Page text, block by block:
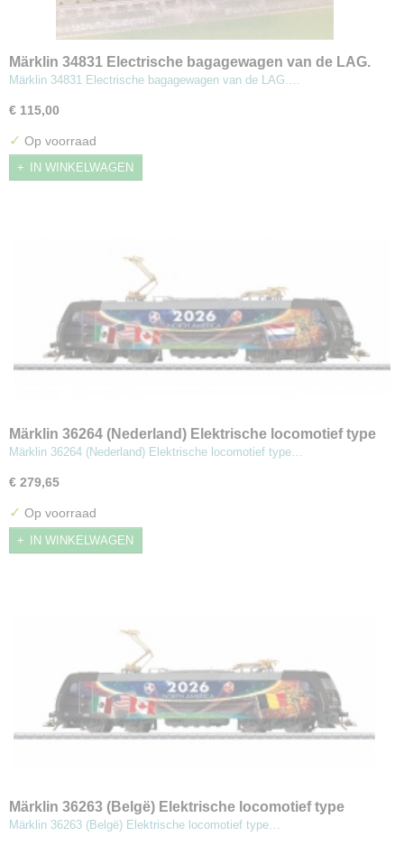
Märklin 34831 Electrische bagagewagen van de LAG.
Märklin 34831 Electrische bagagewagen van de LAG.…
€ 115,00
✓ Op voorraad
IN WINKELWAGEN
Märklin 36264 (Nederland) Elektrische locomotief type
185.2 Noord-Amerika 2026
Märklin 36264 (Nederland) Elektrische locomotief type…
€ 279,65
✓ Op voorraad
IN WINKELWAGEN
Märklin 36263 (Belgë) Elektrische locomotief type
185.2 Noord-Amerika 2026
Märklin 36263 (Belgë) Elektrische locomotief type…